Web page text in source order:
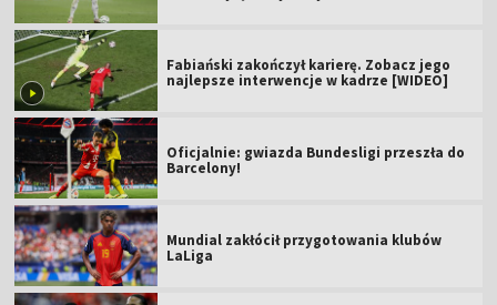
Fabiański zakończył karierę. Zobacz jego
najlepsze interwencje w kadrze [WIDEO]
Oficjalnie: gwiazda Bundesligi przeszła do
Barcelony!
Mundial zakłócił przygotowania klubów
LaLiga